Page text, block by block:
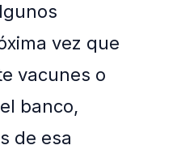
vez que
vacunes o
banco,
de esa